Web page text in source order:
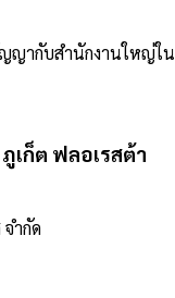
ญากับสำนักงานใหญ่ใน
ก็ต ฟลอเรสต้า
ำกัด